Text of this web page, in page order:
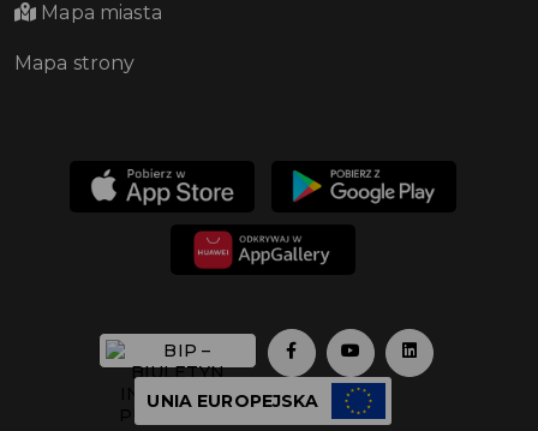
Mapa miasta
Mapa strony
UNIA EUROPEJSKA